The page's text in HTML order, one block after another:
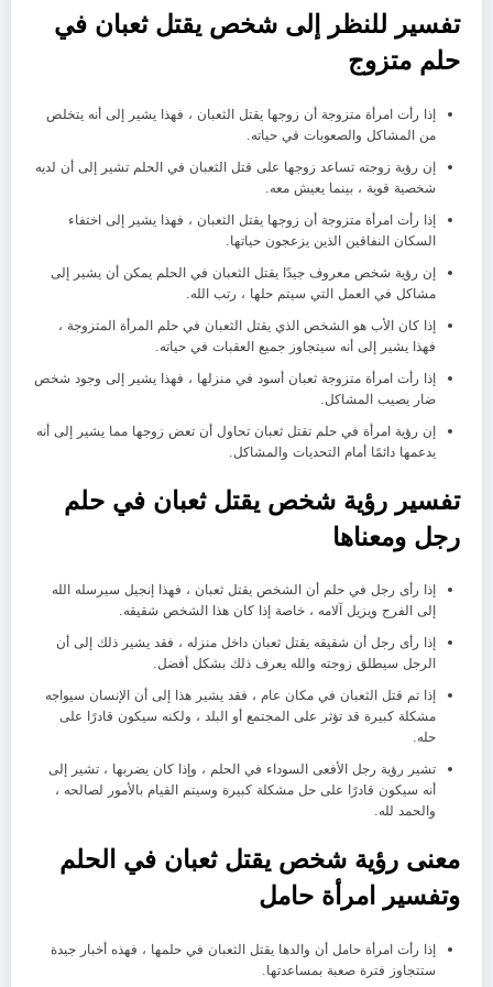
تفسير للنظر إلى شخص يقتل ثعبان في
حلم متزوج
إذا رأت امرأة متزوجة أن زوجها يقتل الثعبان ، فهذا يشير إلى أنه يتخلص
من المشاكل والصعوبات في حياته.
إن رؤية زوجته تساعد زوجها على قتل الثعبان في الحلم تشير إلى أن لديه
شخصية قوية ، بينما يعيش معه.
إذا رأت امرأة متزوجة أن زوجها يقتل الثعبان ، فهذا يشير إلى اختفاء
السكان النفاقين الذين يزعجون حياتها.
إن رؤية شخص معروف جيدًا يقتل الثعبان في الحلم يمكن أن يشير إلى
مشاكل في العمل التي سيتم حلها ، رتب الله.
إذا كان الأب هو الشخص الذي يقتل الثعبان في حلم المرأة المتزوجة ،
فهذا يشير إلى أنه سيتجاوز جميع العقبات في حياته.
إذا رأت امرأة متزوجة ثعبان أسود في منزلها ، فهذا يشير إلى وجود شخص
ضار يصيب المشاكل.
إن رؤية امرأة في حلم تقتل ثعبان تحاول أن تعض زوجها مما يشير إلى أنه
يدعمها دائمًا أمام التحديات والمشاكل.
تفسير رؤية شخص يقتل ثعبان في حلم
رجل ومعناها
إذا رأى رجل في حلم أن الشخص يقتل ثعبان ، فهذا إنجيل سيرسله الله
إلى الفرج ويزيل آلامه ، خاصة إذا كان هذا الشخص شقيقه.
إذا رأى رجل أن شقيقه يقتل ثعبان داخل منزله ، فقد يشير ذلك إلى أن
الرجل سيطلق زوجته والله يعرف ذلك بشكل أفضل.
إذا تم قتل الثعبان في مكان عام ، فقد يشير هذا إلى أن الإنسان سيواجه
مشكلة كبيرة قد تؤثر على المجتمع أو البلد ، ولكنه سيكون قادرًا على
حله.
تشير رؤية رجل الأفعى السوداء في الحلم ، وإذا كان يضربها ، تشير إلى
أنه سيكون قادرًا على حل مشكلة كبيرة وسيتم القيام بالأمور لصالحه ،
والحمد لله.
معنى رؤية شخص يقتل ثعبان في الحلم
وتفسير امرأة حامل
إذا رأت امرأة حامل أن والدها يقتل الثعبان في حلمها ، فهذه أخبار جيدة
ستتجاوز فترة صعبة بمساعدتها.